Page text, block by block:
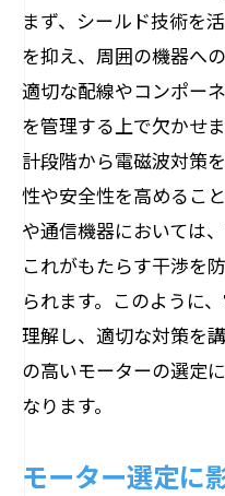
まず、シールド技術を
を抑え、周囲の機器へ
適切な配線やコンポー
を管理する上で欠かせ
計段階から電磁波対策
性や安全性を高めるこ
や通信機器においては
これがもたらす干渉を
られます。このように
理解し、適切な対策を
の高いモーターの選定
なります。
モーター選定に